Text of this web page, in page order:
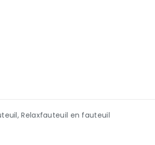
,Relaxfauteuil en fauteuil